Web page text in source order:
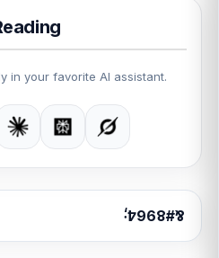
in your favorite AI assistant.